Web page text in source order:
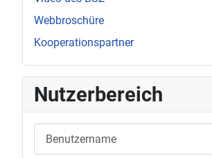
Webbroschüre
Kooperationspartner
Nutzerbereich